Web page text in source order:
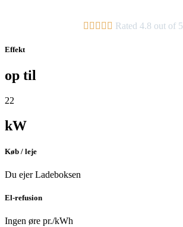
     Rated 4.8 out of 5
Effekt
op til
22
kW
Køb / leje
Du ejer Ladeboksen
El-refusion
Ingen øre pr./kWh